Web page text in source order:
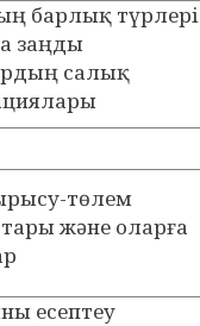
барлық түрлері
заңды
салық
төлем
және оларға
есептеу